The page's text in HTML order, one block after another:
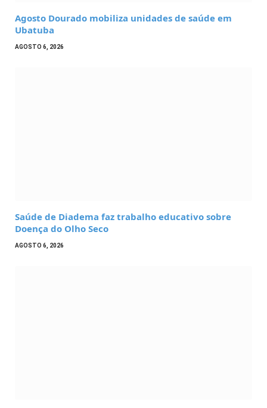
Agosto Dourado mobiliza unidades de saúde em
Ubatuba
AGOSTO 6, 2026
Saúde de Diadema faz trabalho educativo sobre
Doença do Olho Seco
AGOSTO 6, 2026